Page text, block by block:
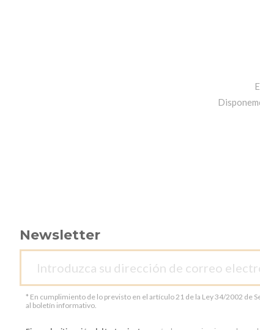
Newsletter
* En cumplimiento de lo previsto en el artículo 21 de la Ley 34/2002
al boletín informativo.